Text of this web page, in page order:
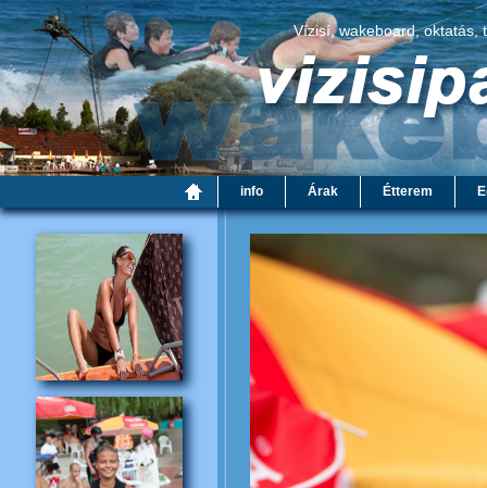
Vízisí, wakeboard, oktatás,
info Árak Étterem